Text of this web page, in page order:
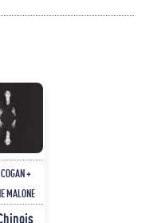
+
MALONE